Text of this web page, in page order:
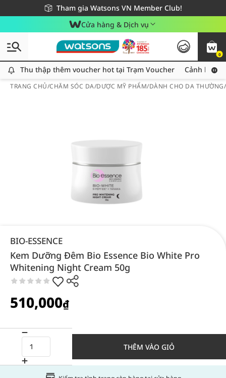
Tham gia Watsons VN Member Club!
Miễn phí giao hàng cho đơn hàng từ 249,000Đ
Giao hàng nhanh 24h - Áp dụng khu vực TP. Hồ Chí Minh
Cửa hàng & Dịch vụ
0
Thu thập thêm voucher hot tại Trạm Voucher
Thu thập thêm voucher hot tại Trạm Voucher Cảnh báo
TRANG CHỦ/CHĂM SÓC DA/DƯỢC MỸ PHẨM/DÀNH CHO DA
BIO-ESSENCE
Kem Dưỡng Đêm Bio Essence Bio White Pro
Whitening Night Cream 50g
510,000₫
THÊM VÀO GIỎ